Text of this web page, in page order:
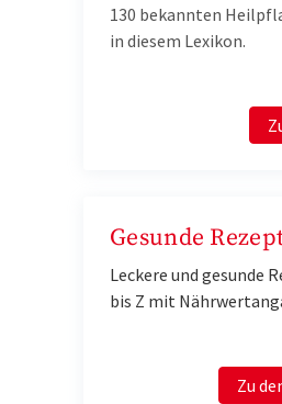
130 bekannten
in diesem Lexikon.
Gesunde
Leckere und gesunde
bis Z mit
Zu